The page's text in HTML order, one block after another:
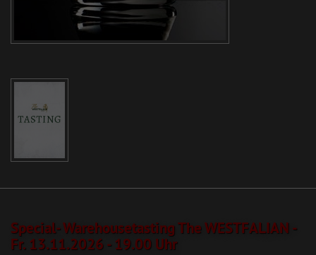
Special- Warehousetasting The WESTFALIAN -
Fr. 13.11.2026 - 19.00 Uhr